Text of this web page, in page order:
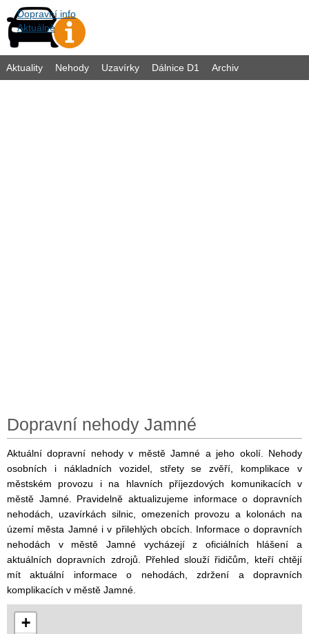
Dopravní info
Aktuálně
Aktuality Nehody Uzavírky Dálnice D1 Archiv
Dopravní nehody Jamné
Aktuální dopravní nehody v městě Jamné a jeho okolí. Nehody
osobních i nákladních vozidel, střety se zvěří, komplikace v
městském provozu i na hlavních příjezdových komunikacích v
městě Jamné. Pravidelně aktualizujeme informace o dopravních
nehodách, uzavírkách silnic, omezeních provozu a kolonách na
území města Jamné i v přilehlých obcích. Informace o dopravních
nehodách v městě Jamné vycházejí z oficiálních hlášení a
aktuálních dopravních zdrojů. Přehled slouží řidičům, kteří chtějí
mít aktuální informace o nehodách, zdržení a dopravních
komplikacích v městě Jamné.
+